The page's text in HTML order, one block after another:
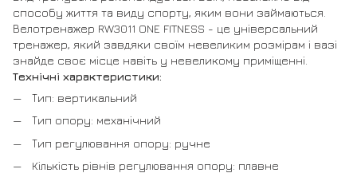
способу життя та виду спорту, яким вони займаються.
Велотренажер RW3011 ONE FITNESS - це універсальний
тренажер, який завдяки своїм невеликим розмірам і вазі
знайде своє місце навіть у невеликому приміщенні.
Технічні характеристики:
Тип: вертикальний
Тип опору: механічний
Тип регулювання опору: ручне
Кількість рівнів регулювання опору: плавне